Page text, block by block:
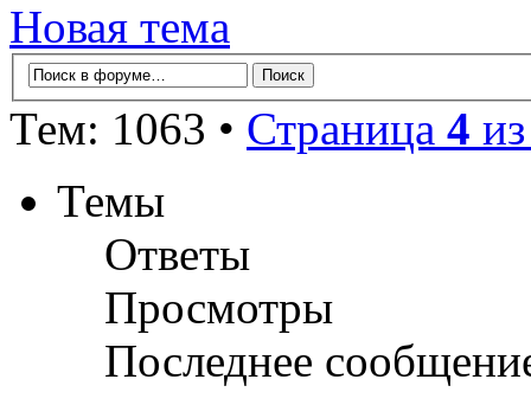
Новая тема
Тем: 1063 • Страница 4
Темы
Ответы
Просмотры
Последнее